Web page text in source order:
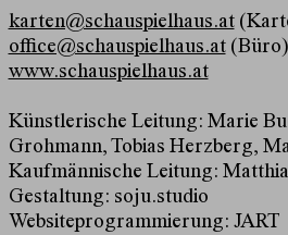
karten@schauspielhaus.at
office@schauspielhaus.at(Büro)
www.schauspielhaus.at
Künstlerische Leitung: Marie
Grohmann, Tobias Herzberg,
Kaufmännische Leitung:
Gestaltung: soju.studio
Websiteprogrammierung: JART